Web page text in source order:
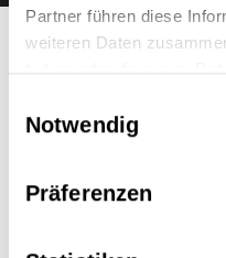
Partner führen diese
weiteren Daten
Notwendig
PräferenzenFullsuspension